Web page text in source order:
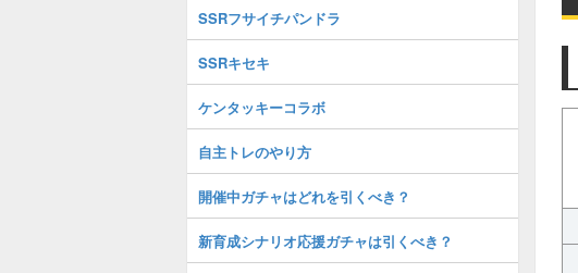
SSRフサイチパンドラ
SSRキセキ
ケンタッキーコラボ
自主トレのやり方
開催中ガチャはどれを引くべき？
新育成シナリオ応援ガチャは引くべき？